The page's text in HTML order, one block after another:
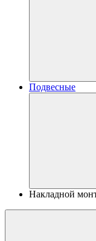
Подвесные
Накладной